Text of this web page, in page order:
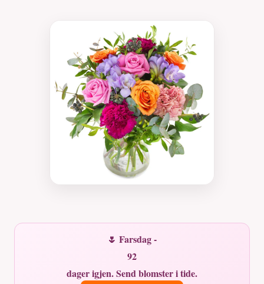
🌷 Farsdag -
92
dager igjen. Send blomster i tide.